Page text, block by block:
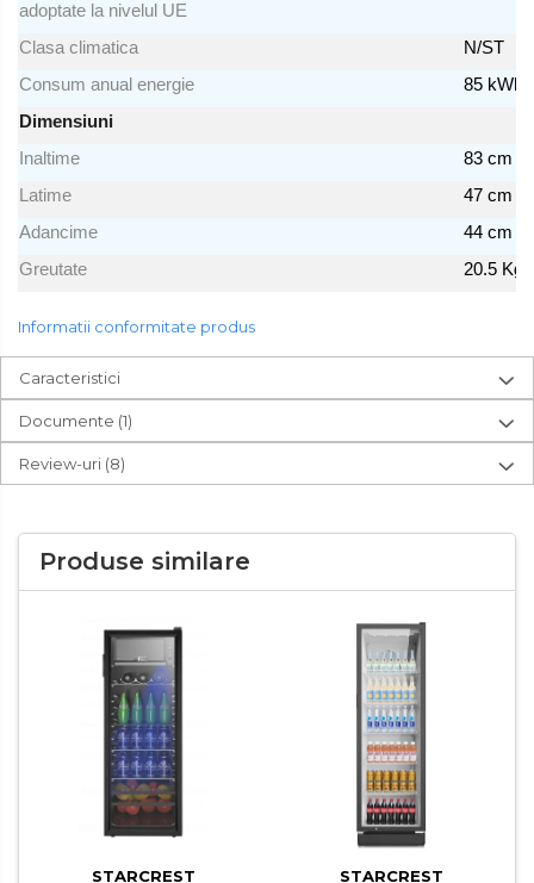
adoptate la nivelul UE
Clasa climatica
N/ST
Consum anual energie
85 kWh
Dimensiuni
Inaltime
83 cm
Latime
47 cm
Adancime
44 cm
Greutate
20.5 Kg
Informatii conformitate produs
Caracteristici
Documente (1)
Review-uri (8)
Produse similare
STARCREST STARCREST